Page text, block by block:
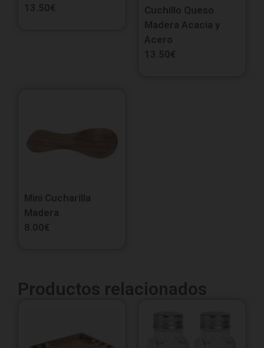
13.50€
Cuchillo Queso
Madera Acacia y
Acero
13.50€
Mini Cucharilla
Madera
8.00€
Productos relacionados